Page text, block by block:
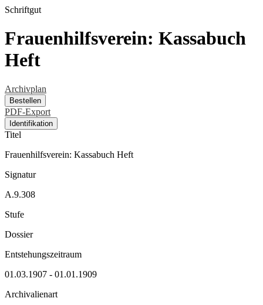
Schriftgut
Frauenhilfsverein: Kassabuch
Heft
Archivplan
Bestellen
PDF-Export
Identifikation
Titel
Frauenhilfsverein: Kassabuch Heft
Signatur
A.9.308
Stufe
Dossier
Entstehungszeitraum
01.03.1907 - 01.01.1909
Archivalienart